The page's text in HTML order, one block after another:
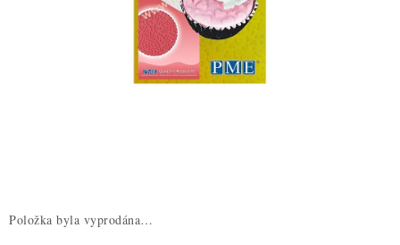
DÁRKOVÉ POUKAZY
Položka byla vyprodána…